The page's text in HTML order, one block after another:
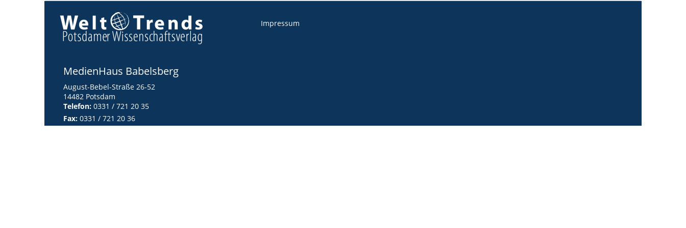
MedienHaus Babelsberg
August-Bebel-Straße 26-52
14482 Potsdam
Telefon: 0331 / 721 20 35
Fax: 0331 / 721 20 36
Impressum